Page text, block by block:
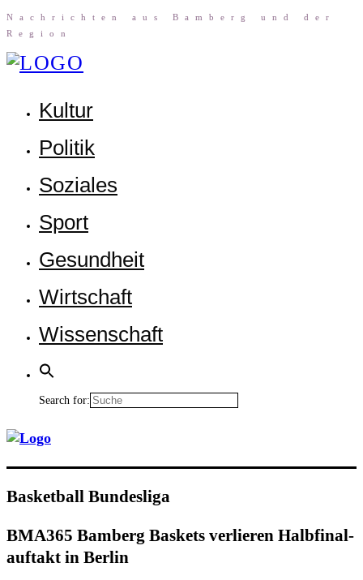
Nach­rich­ten aus Bam­berg und der
Region
Kul­tur
Poli­tik
Sozia­les
Sport
Gesund­heit
Wirt­schaft
Wis­sen­schaft
Search for:
Bas­ket­ball Bundesliga
BMA365 Bam­berg Bas­kets ver­lie­ren Halb­fi­nal­
auf­takt in Berlin